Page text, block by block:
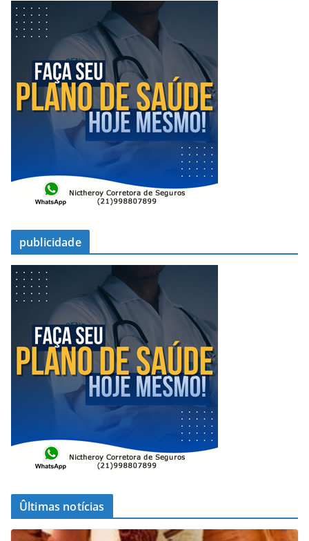
publicidade
Ûltimas notícias